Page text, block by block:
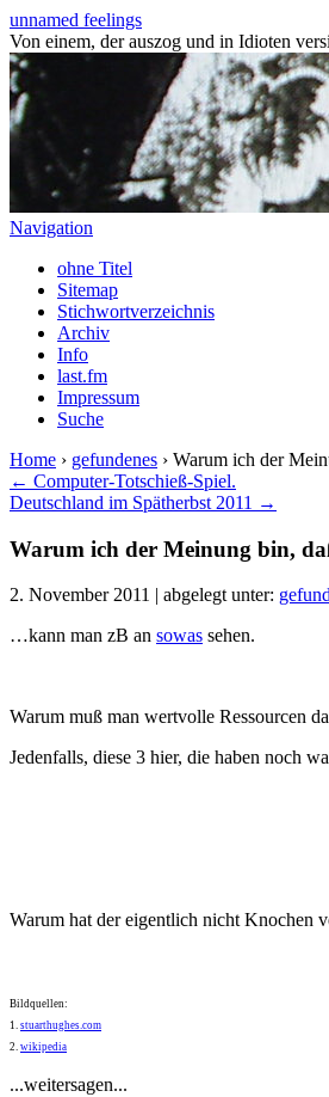
unnamed feelings
Von einem, der auszog und in Idioten
Navigation
ohne Titel
Sitemap
Stichwortverzeichnis
Archiv
Info
last.fm
Impressum
Suche
Home › gefundenes › Warum ich der
← Computer-Totschieß-Spiel.
Deutschland im Spätherbst 2011 →
Warum ich der Meinung bin,
2. November 2011 | abgelegt unter:
…kann man zB an sowas sehen.
Warum muß man wertvolle Ressourcen
Jedenfalls, diese 3 hier, die haben noch
Warum hat der eigentlich nicht Knochen
Bildquellen:
1. stuarthughes.com
2. wikipedia
...weitersagen...